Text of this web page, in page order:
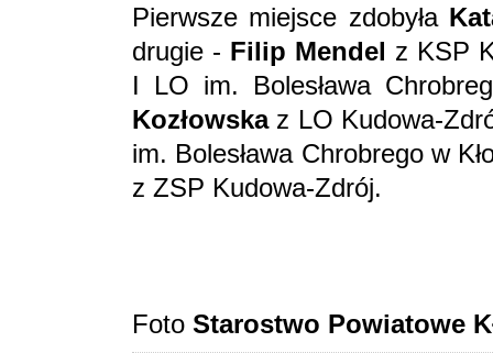
Pierwsze miejsce zdobyła
drugie - Filip Mendel z KSP
I LO im. Bolesława
Kozłowskaz LO Kudowa-
im. Bolesława Chrobrego w
z ZSP Kudowa-Zdrój.
Foto Starostwo Powiatowe